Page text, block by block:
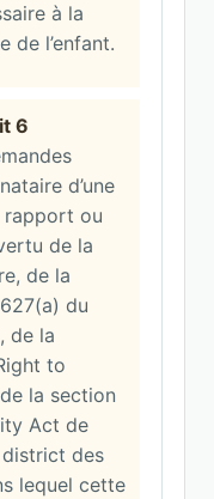
à la
de l’enfant.
6
d’une
rapport ou
de la
de la
du
de la
to
la section
Act de
des
lequel cette